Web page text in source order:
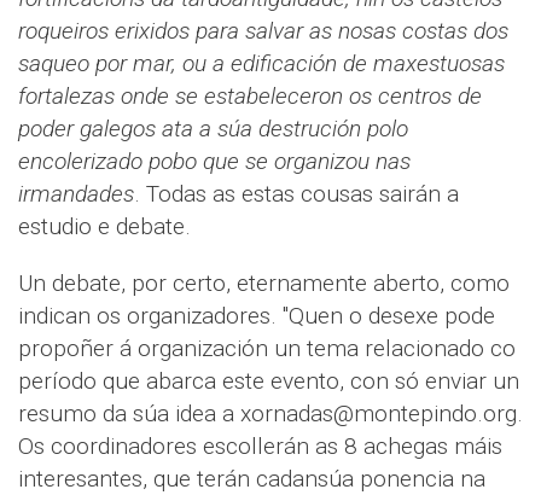
roqueiros erixidos para salvar as nosas costas dos
saqueo por mar, ou a edificación de maxestuosas
fortalezas onde se estabeleceron os centros de
poder galegos ata a súa destrución polo
encolerizado pobo que se organizou nas
irmandades. Todas as estas cousas sairán a
estudio e debate.
Un debate, por certo, eternamente aberto, como
indican os organizadores. "Quen o desexe pode
propoñer á organización un tema relacionado co
período que abarca este evento, con só enviar un
resumo da súa idea a xornadas@montepindo.org.
Os coordinadores escollerán as 8 achegas máis
interesantes, que terán cadansúa ponencia na